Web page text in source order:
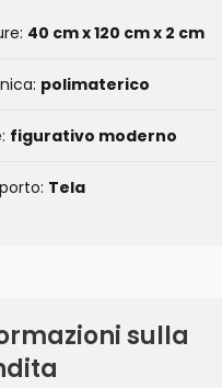
40 cm x 120 cm x 2 cm
polimaterico
figurativo moderno
Tela
sulla